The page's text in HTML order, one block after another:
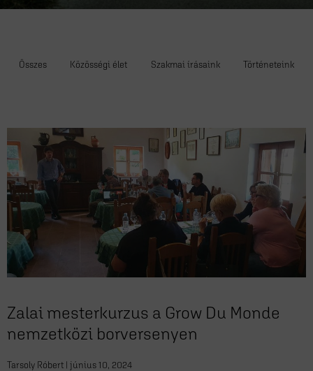
Összes Közösségi élet Szakmai írásaink Történeteink
Zalai mesterkurzus a Grow Du Monde
nemzetközi borversenyen
Tarsoly Róbert június 10, 2024